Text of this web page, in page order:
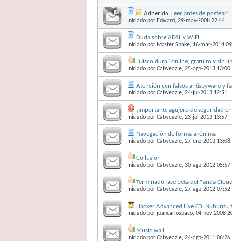
Adherido: Leer antes de postear!
Iniciado por Edward, 29-may-2008 22:44
Duda sobre ADSL y WIFI
Iniciado por Master Shake, 16-mar-2014
"Disco duro" online, gratuito y sin
Iniciado por Catweazle, 25-ago-2013 13:00
Atención con falsos antispyware y
Iniciado por Catweazle, 24-jul-2013 12:51
¡Importante agujero de seguridad
Iniciado por Catweazle, 23-jul-2013 13:57
Navegación de forma anónima
Iniciado por Catweazle, 27-ene-2013 13:08
Collusion
Iniciado por Catweazle, 30-ago-2012 05:57
Terminado fase beta del Panda
Iniciado por Catweazle, 27-ago-2012 07:52
Hacker Advanced Live CD: Nubuntu
Iniciado por juancarlospaco, 04-nov-2008
Music wall
Iniciado por Catweazle, 24-ago-2011 06:26